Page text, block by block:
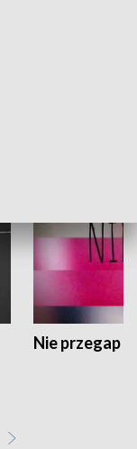
Nie przegap